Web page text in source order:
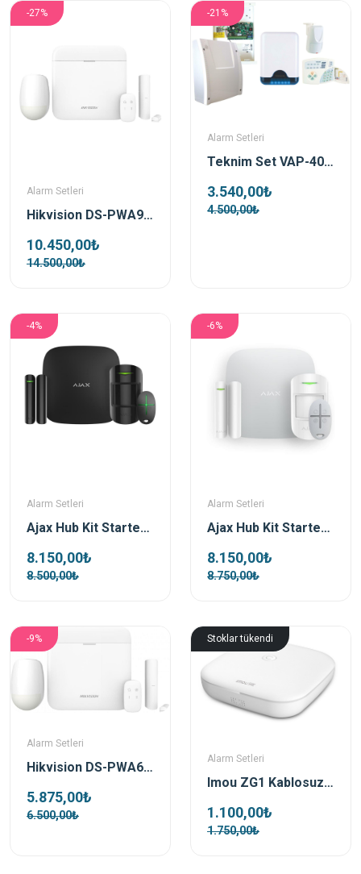
-27%
Alarm Setleri
Hikvision DS-PWA96-Kit-WE Kablosuz Alarm Seti
10.450,00₺
14.500,00₺
-21%
Alarm Setleri
Teknim Set VAP-404PT Pstnli Alarm Set Akü Hariç
3.540,00₺
4.500,00₺
-4%
Alarm Setleri
Ajax Hub Kit Starterkithub Siyah Kablosuz Alarm Seti
8.150,00₺
8.500,00₺
-6%
Alarm Setleri
Ajax Hub Kit Starterkithub Beyaz Kablosuz Alarm Seti
8.150,00₺
8.750,00₺
-9%
Alarm Setleri
Hikvision DS-PWA64-KIT-WE Kablosuz Hırsız Alarm Seti
5.875,00₺
6.500,00₺
Stoklar tükendi
Alarm Setleri
Imou ZG1 Kablosuz Hırsız Alarm Paneli
1.100,00₺
1.750,00₺